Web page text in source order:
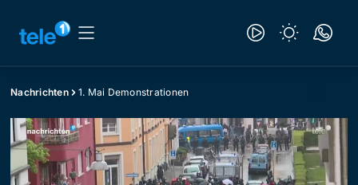
Nachrichten 1. Mai Demonstrationen